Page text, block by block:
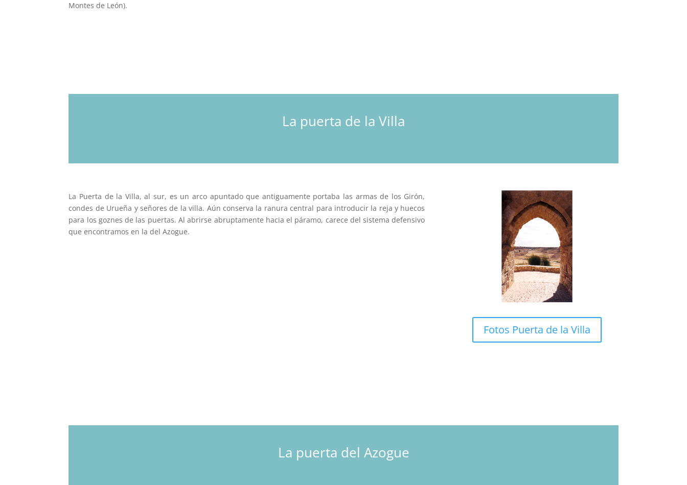
Montes de León).
La puerta de la Villa
La Puerta de la Villa, al sur, es un arco apuntado que antiguamente portaba las armas de los Girón,
condes de Urueña y señores de la villa. Aún conserva la ranura central para introducir la reja y huecos
para los goznes de las puertas. Al abrirse abruptamente hacia el páramo, carece del sistema defensivo
que encontramos en la del Azogue.
Fotos Puerta de la Villa
La puerta del Azogue